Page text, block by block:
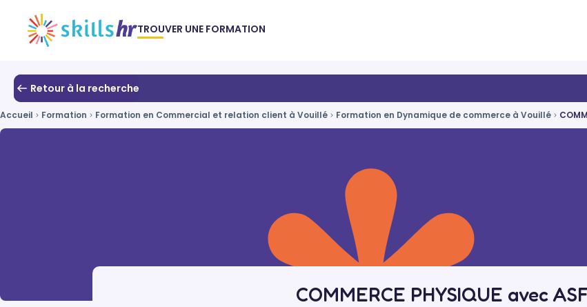
TROUVER UNE FORMATION
Retour à la recherche
Accueil Formation Formation en Commercial et relation client à Vouillé Formation en Dynamique de commerce à Vouillé
COMMERCE PHYSIQUE avec